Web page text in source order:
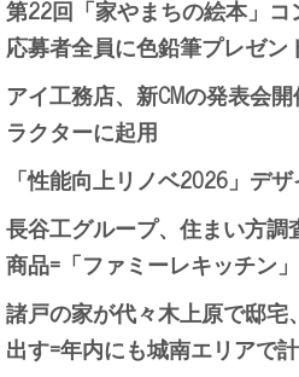
第22回「家やまちの絵本」
応募者全員に色鉛筆プレゼン
アイ工務店、新CMの発表会
ラクターに起用
「性能向上リノベ2026」デ
長谷工グループ、住まい方
商品=「ファミーレキッチン
諸戸の家が代々木上原で邸
出す=年内にも城南エリアで